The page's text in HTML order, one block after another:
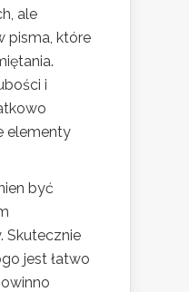
ale
pisma, które
i
elementy
być
Skutecznie
jest łatwo